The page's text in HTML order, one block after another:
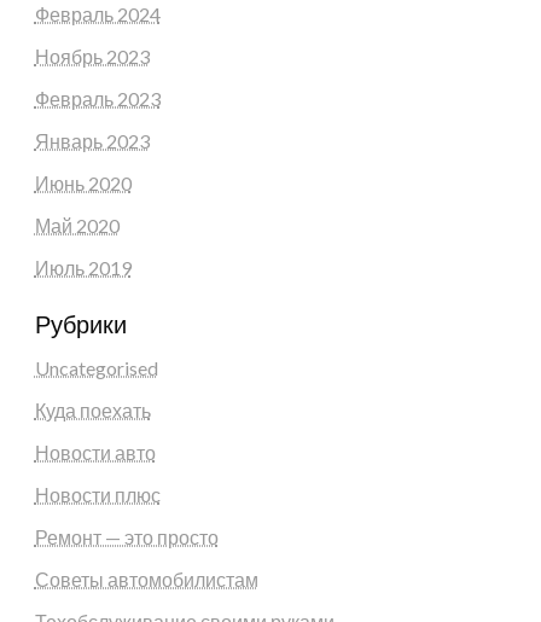
Февраль 2024
Ноябрь 2023
Февраль 2023
Январь 2023
Июнь 2020
Май 2020
Июль 2019
Рубрики
Uncategorised
Куда поехать
Новости авто
Новости плюс
Ремонт — это просто
Советы автомобилистам